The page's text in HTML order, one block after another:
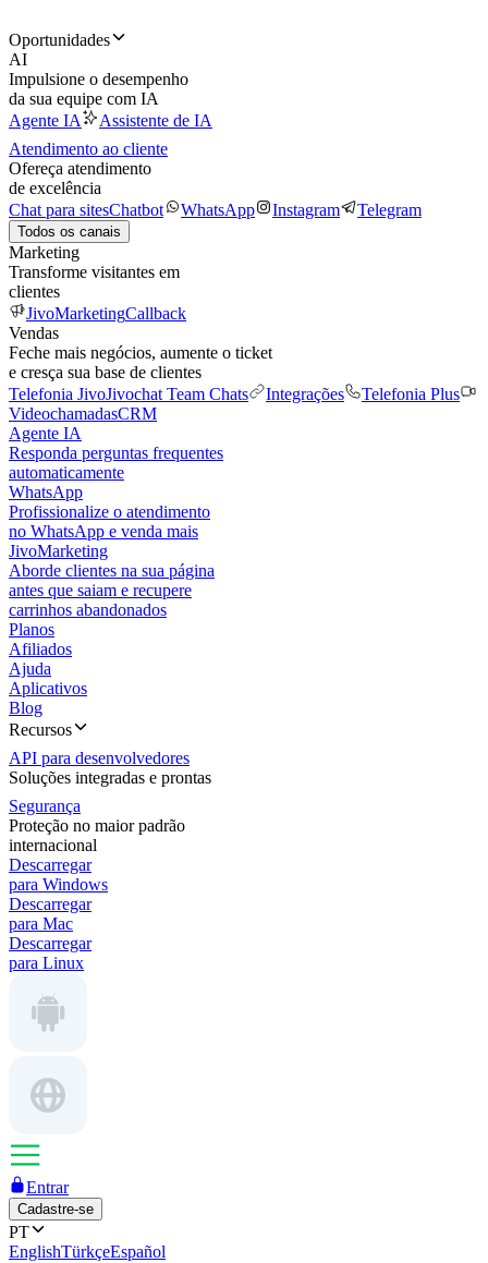
Oportunidades
AI
Impulsione o desempenho
da sua equipe com IA
Agente IA
Assistente de IA
Atendimento ao cliente
Ofereça atendimento
de excelência
Chat para sitesChatbot WhatsApp Instagram Telegram
Todos os canais
Marketing
Transforme visitantes em
clientes
JivoMarketingCallback
Vendas
Feche mais negócios, aumente o ticket
e cresça sua base de clientes
Telefonia JivoJivochat Team Chats Integrações
Telefonia Plus
VideochamadasCRM
Agente IA
Responda perguntas frequentes
automaticamente
WhatsApp
Profissionalize o atendimento
no WhatsApp e venda mais
JivoMarketing
Aborde clientes na sua página
antes que saiam e recupere
carrinhos abandonados
Planos
Afiliados
Ajuda
Aplicativos
Blog
Recursos
API para desenvolvedores
Soluções integradas e prontas
Segurança
Proteção no maior padrão
internacional
Descarregar
para Windows
Descarregar
para Mac
Descarregar
para Linux
Entrar
Cadastre-se
PT
EnglishTürkçeEspañol